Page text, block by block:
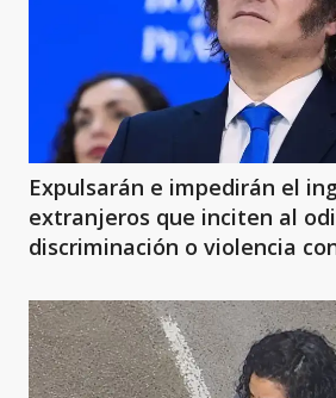
Expulsarán e impedirán el
extranjeros que inciten al
discriminación o violencia